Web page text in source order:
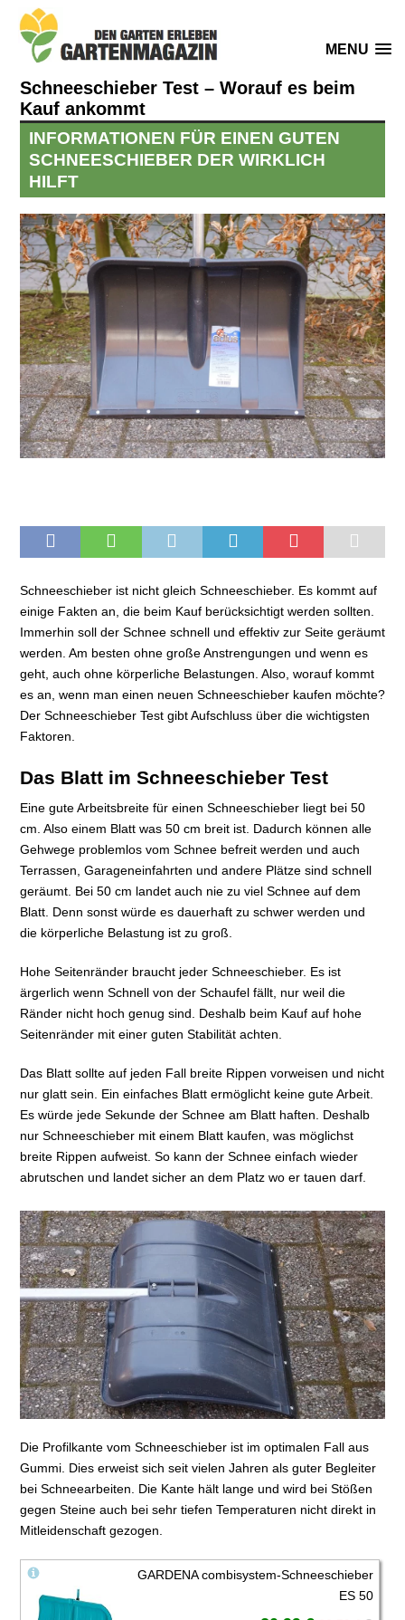
MENU
Schneeschieber Test – Worauf es beim
Kauf ankommt
INFORMATIONEN FÜR EINEN GUTEN
SCHNEESCHIEBER DER WIRKLICH
HILFT
Schneeschieber ist nicht gleich Schneeschieber. Es kommt auf
einige Fakten an, die beim Kauf berücksichtigt werden sollten.
Immerhin soll der Schnee schnell und effektiv zur Seite geräumt
werden. Am besten ohne große Anstrengungen und wenn es
geht, auch ohne körperliche Belastungen. Also, worauf kommt
es an, wenn man einen neuen Schneeschieber kaufen möchte?
Der Schneeschieber Test gibt Aufschluss über die wichtigsten
Faktoren.
Das Blatt im Schneeschieber Test
Eine gute Arbeitsbreite für einen Schneeschieber liegt bei 50
cm. Also einem Blatt was 50 cm breit ist. Dadurch können alle
Gehwege problemlos vom Schnee befreit werden und auch
Terrassen, Garageneinfahrten und andere Plätze sind schnell
geräumt. Bei 50 cm landet auch nie zu viel Schnee auf dem
Blatt. Denn sonst würde es dauerhaft zu schwer werden und
die körperliche Belastung ist zu groß.
Hohe Seitenränder braucht jeder Schneeschieber. Es ist
ärgerlich wenn Schnell von der Schaufel fällt, nur weil die
Ränder nicht hoch genug sind. Deshalb beim Kauf auf hohe
Seitenränder mit einer guten Stabilität achten.
Das Blatt sollte auf jeden Fall breite Rippen vorweisen und nicht
nur glatt sein. Ein einfaches Blatt ermöglicht keine gute Arbeit.
Es würde jede Sekunde der Schnee am Blatt haften. Deshalb
nur Schneeschieber mit einem Blatt kaufen, was möglichst
breite Rippen aufweist. So kann der Schnee einfach wieder
abrutschen und landet sicher an dem Platz wo er tauen darf.
Die Profilkante vom Schneeschieber ist im optimalen Fall aus
Gummi. Dies erweist sich seit vielen Jahren als guter Begleiter
bei Schneearbeiten. Die Kante hält lange und wird bei Stößen
gegen Steine auch bei sehr tiefen Temperaturen nicht direkt in
Mitleidenschaft gezogen.
GARDENA combisystem-Schneeschieber
ES 50